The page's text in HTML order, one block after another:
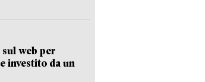
web per
investito da un